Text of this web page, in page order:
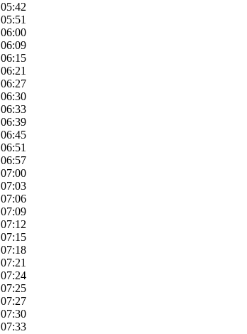
05:42
05:51
06:00
06:09
06:15
06:21
06:27
06:30
06:33
06:39
06:45
06:51
06:57
07:00
07:03
07:06
07:09
07:12
07:15
07:18
07:21
07:24
07:25
07:27
07:30
07:33